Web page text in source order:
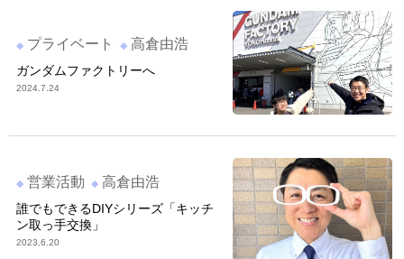
プライベート 高倉由浩
ガンダムファクトリーへ
2024.7.24
営業活動 高倉由浩
誰でもできるDIYシリーズ「キッチ
ン取っ手交換」
2023.6.20